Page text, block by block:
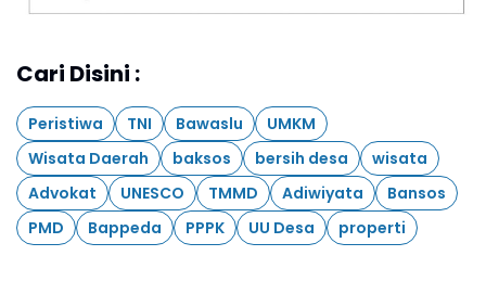
Cari Disini :
Peristiwa TNI Bawaslu
UMKM
Wisata Daerah
baksos bersih desa
wisata
Advokat
UNESCO TMMD Adiwiyata
Bansos
PMD
Bappeda PPPK UU Desa properti